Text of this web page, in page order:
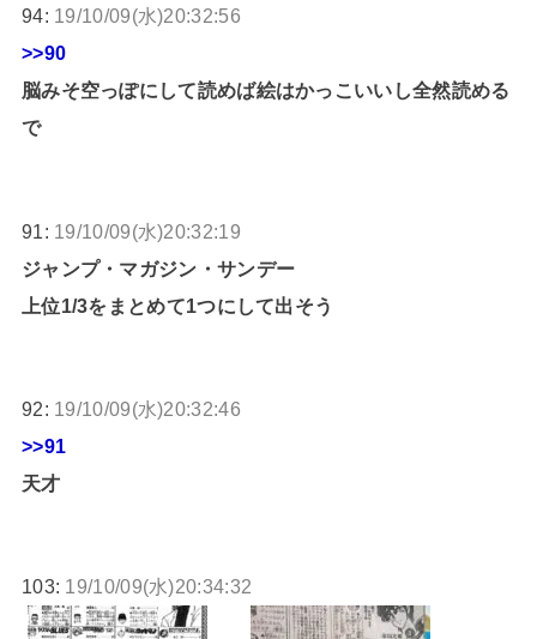
94: 19/10/09(水)20:32:56
>>90
脳みそ空っぽにして読めば絵はかっこいいし全然読める
で
91: 19/10/09(水)20:32:19
ジャンプ・マガジン・サンデー
上位1/3をまとめて1つにして出そう
92: 19/10/09(水)20:32:46
>>91
天才
103: 19/10/09(水)20:34:32